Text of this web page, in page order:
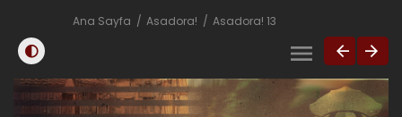
Ana Sayfa Asadora! Asadora! 13